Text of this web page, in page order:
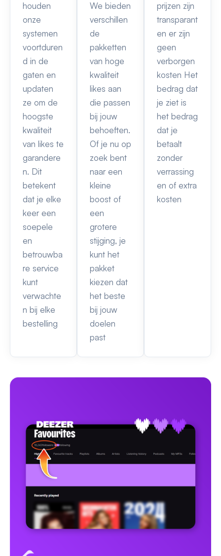
houden
onze
systemen
voortduren
d in de
gaten en
updaten
ze om de
hoogste
kwaliteit
van likes te
garandere
n. Dit
betekent
dat je elke
keer een
soepele
en
betrouwba
re service
kunt
verwachte
n bij elke
bestelling
We bieden
verschillen
de
pakketten
van hoge
kwaliteit
likes aan
die passen
bij jouw
behoeften.
Of je nu op
zoek bent
naar een
kleine
boost of
een
grotere
stijging, je
kunt het
pakket
kiezen dat
het beste
bij jouw
doelen
past
prijzen zijn
transparant
en er zijn
geen
verborgen
kosten Het
bedrag dat
je ziet is
het bedrag
dat je
betaalt
zonder
verrassing
en of extra
kosten